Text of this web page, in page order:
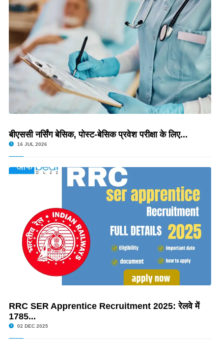
बीएससी नर्सिंग बेसिक, पोस्ट-बेसिक प्रवेश परीक्षा के लिए...
16 JUL 2026
RRC SER Apprentice Recruitment 2025: रेलवे में
1785...
02 DEC 2025